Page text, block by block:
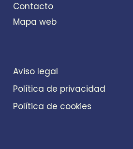
Contacto
Mapa web
Aviso legal
Política de privacidad
Política de cookies